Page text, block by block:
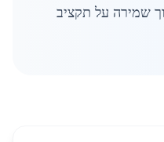
שמירה על תקציב